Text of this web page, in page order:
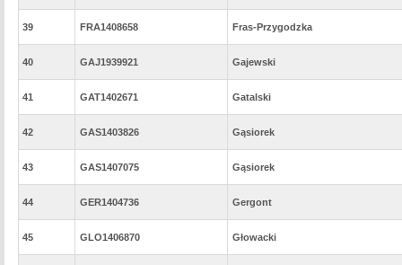
39 FRA1408658 Fras-Przygodzka
40 GAJ1939921 Gajewski
41 GAT1402671 Gatalski
42 GAS1403826 Gąsiorek
43 GAS1407075 Gąsiorek
44 GER1404736 Gergont
45 GLO1406870 Głowacki